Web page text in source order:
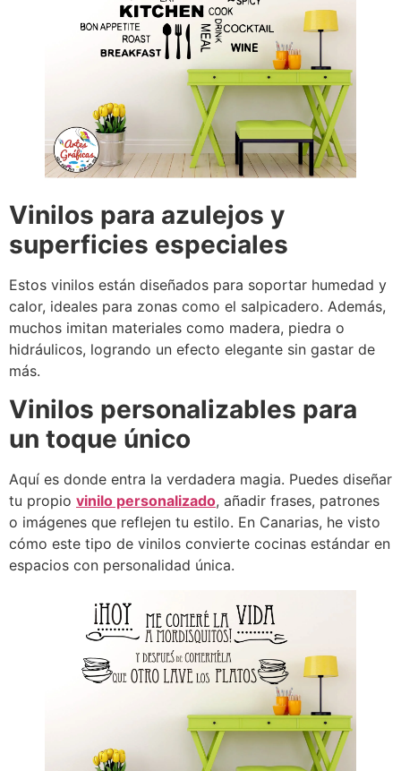
Vinilos para azulejos y
superficies especiales
Estos vinilos están diseñados para soportar humedad y
calor, ideales para zonas como el salpicadero. Además,
muchos imitan materiales como madera, piedra o
hidráulicos, logrando un efecto elegante sin gastar de
más.
Vinilos personalizables para
un toque único
Aquí es donde entra la verdadera magia. Puedes diseñar
tu propio vinilo personalizado, añadir frases, patrones
o imágenes que reflejen tu estilo. En Canarias, he visto
cómo este tipo de vinilos convierte cocinas estándar en
espacios con personalidad única.